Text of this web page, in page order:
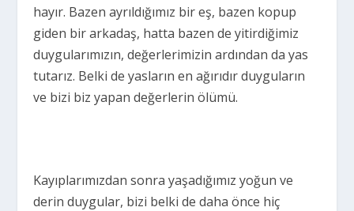
hayır. Bazen ayrıldığımız bir eş, bazen kopup
giden bir arkadaş, hatta bazen de yitirdiğimiz
duygularımızın, değerlerimizin ardından da yas
tutarız. Belki de yasların en ağırıdır duyguların
ve bizi biz yapan değerlerin ölümü.
Kayıplarımızdan sonra yaşadığımız yoğun ve
derin duygular, bizi belki de daha önce hiç